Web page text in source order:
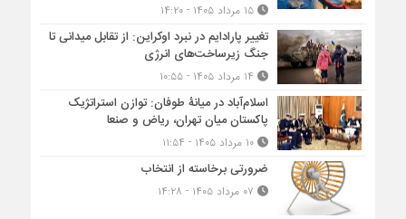
۱۵ مرداد ۱۴۰۵ - ۱۴:۲۰
تغییر پارادایم در نبرد اوکراین: از تقابل میدانی تا
جنگ زیرساخت‌های انرژی
اسلام‌آباد در میانۀ طوفان: توازن استراتژیک
پاکستان میان تهران، ریاض و صنعا
۱۰ مرداد ۱۴۰۵ - ۱۱:۵۴
ضرورتی برخاسته از انتخاب